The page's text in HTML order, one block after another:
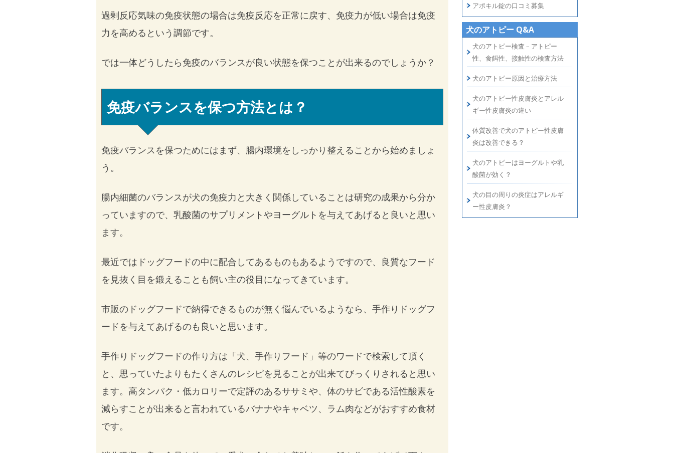
過剰反応気味の免疫状態の場合は免疫反応を正常に戻す、免疫力が低い場合は免疫
力を高めるという調節です。
では一体どうしたら免疫のバランスが良い状態を保つことが出来るのでしょうか？
免疫バランスを保つ方法とは？
免疫バランスを保つためにはまず、腸内環境をしっかり整えることから始めましょ
う。
腸内細菌のバランスが犬の免疫力と大きく関係していることは研究の成果から分か
っていますので、乳酸菌のサプリメントやヨーグルトを与えてあげると良いと思い
ます。
最近ではドッグフードの中に配合してあるものもあるようですので、良質なフード
を見抜く目を鍛えることも飼い主の役目になってきています。
市販のドッグフードで納得できるものが無く悩んでいるようなら、手作りドッグフ
ードを与えてあげるのも良いと思います。
手作りドッグフードの作り方は「犬、手作りフード」等のワードで検索して頂く
と、思っていたよりもたくさんのレシピを見ることが出来てびっくりされると思い
ます。高タンパク・低カロリーで定評のあるササミや、体のサビである活性酸素を
減らすことが出来ると言われているバナナやキャベツ、ラム肉などがおすすめ食材
です。
アポキル錠の口コミ募集
犬のアトピー Q&A
犬のアトピー検査 – アトピー
性、食餌性、接触性の検査方法
犬のアトピー原因と治療方法
犬のアトピー性皮膚炎とアレル
ギー性皮膚炎の違い
体質改善で犬のアトピー性皮膚
炎は改善できる？
犬のアトピーはヨーグルトや乳
酸菌が効く？
犬の目の周りの炎症はアレルギ
ー性皮膚炎？